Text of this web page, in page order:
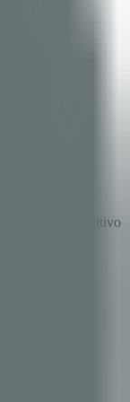
di valore effettivo